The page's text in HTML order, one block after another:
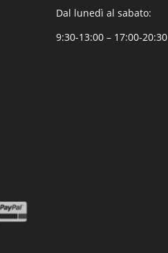
Dal lunedì al sabato:
9:30-13:00 – 17:00-20:30